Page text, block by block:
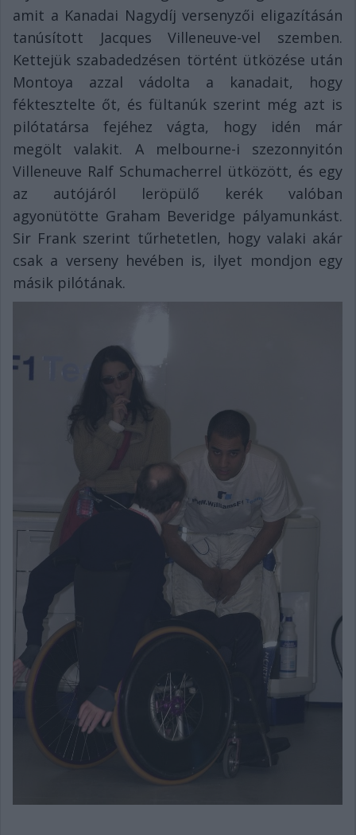
amit a Kanadai Nagydíj versenyzői eligazításán
tanúsított Jacques Villeneuve-vel szemben.
Kettejük szabadedzésen történt ütközése után
Montoya azzal vádolta a kanadait, hogy
féktesztelte őt, és fültanúk szerint még azt is
pilótatársa fejéhez vágta, hogy idén már
megölt valakit. A melbourne-i szezonnyitón
Villeneuve Ralf Schumacherrel ütközött, és egy
az autójáról leröpülő kerék valóban
agyonütötte Graham Beveridge pályamunkást.
Sir Frank szerint tűrhetetlen, hogy valaki akár
csak a verseny hevében is, ilyet mondjon egy
másik pilótának.